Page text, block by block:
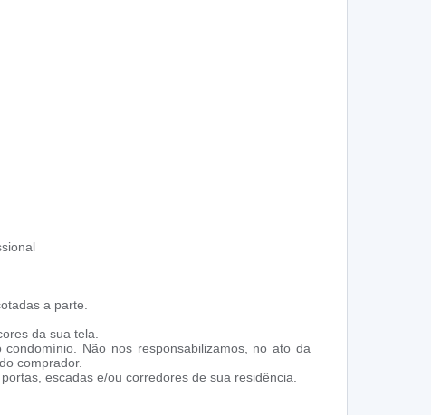
a parte.
da sua tela.
Não nos responsabilizamos, no ato da
comprador.
escadas e/ou corredores de sua residência.